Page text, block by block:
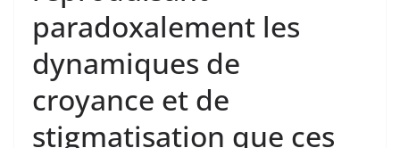
paradoxalement les
dynamiques de
croyance et de
stigmatisation que ces